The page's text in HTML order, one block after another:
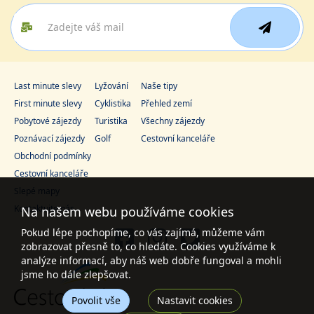
Last minute slevy
First minute slevy
Pobytové zájezdy
Poznávací zájezdy
Lyžování
Cyklistika
Turistika
Golf
Naše tipy
Přehled zemí
Všechny zájezdy
Cestovní kanceláře
Obchodní podmínky
Cestovní kanceláře
Slepé mapy
Kontaktujte nás
Na našem webu používáme cookies
Pokud lépe pochopíme, co vás zajímá, můžeme vám
zobrazovat přesně to, co hledáte. Cookies využíváme k
analýze informací, aby náš web dobře fungoval a mohli
jsme ho dále zlepšovat.
Povolit vše
Nastavit cookies